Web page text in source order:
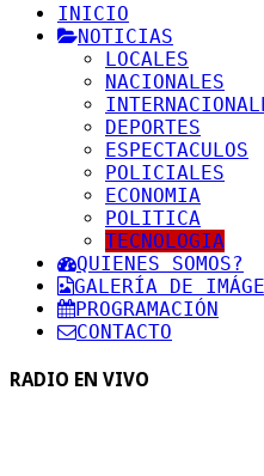
INICIO
NOTICIAS
LOCALES
NACIONALES
DEPORTES
ESPECTACULOS
POLICIALES
ECONOMIA
POLITICA
TECNOLOGIA
QUIENES SOMOS?
GALERÍA DE
PROGRAMACIÓN
CONTACTO
RADIO EN VIVO